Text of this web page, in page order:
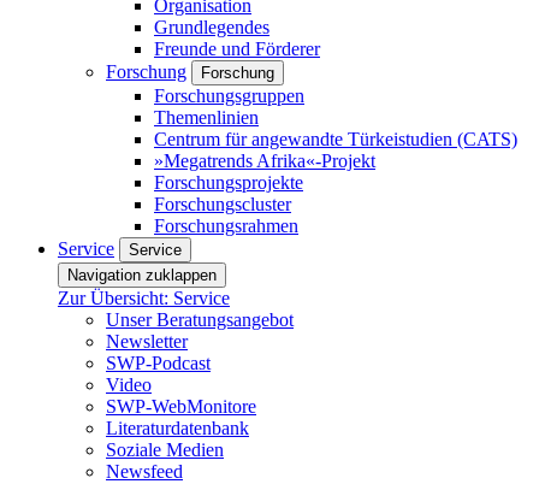
Organisation
Grundlegendes
Freunde und Förderer
Forschung
Forschung
Forschungsgruppen
Themenlinien
Centrum für angewandte Türkeistudien (CATS)
»Megatrends Afrika«-Projekt
Forschungsprojekte
Forschungscluster
Forschungsrahmen
Service
Service
Navigation zuklappen
Zur Übersicht: Service
Unser Beratungsangebot
Newsletter
SWP-Podcast
Video
SWP-WebMonitore
Literaturdatenbank
Soziale Medien
Newsfeed